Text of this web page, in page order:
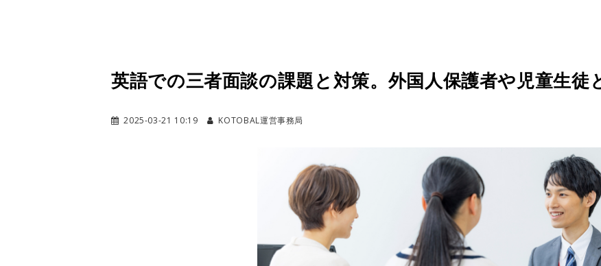
英語での三者面談の課題と対策。外国人保護者や児童生徒
2025-03-21 10:19 KOTOBAL運営事務局